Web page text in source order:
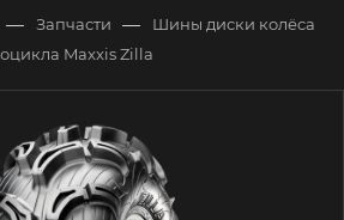
— Запчасти — Шины диски колёса
Maxxis Zilla